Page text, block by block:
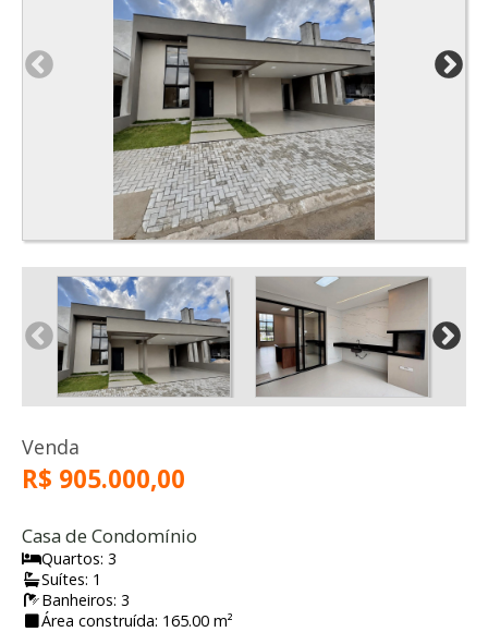
Venda
R$ 905.000,00
Casa de Condomínio
Quartos: 3
Suítes: 1
Banheiros: 3
Área construída: 165.00 m²